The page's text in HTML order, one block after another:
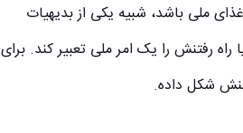
ملی باشد، شبیه یکی از بدیهیات
رفتنش را یک امر ملی تعبیر کند. برای
شکل داده.